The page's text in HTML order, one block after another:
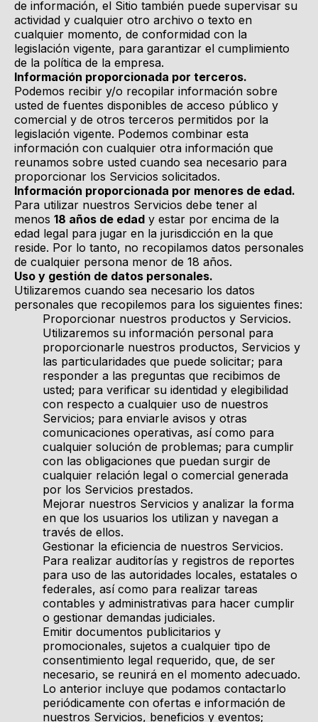
de información, el Sitio también puede supervisar su
actividad y cualquier otro archivo o texto en
cualquier momento, de conformidad con la
legislación vigente, para garantizar el cumplimiento
de la política de la empresa.
Información proporcionada por terceros.
Podemos recibir y/o recopilar información sobre
usted de fuentes disponibles de acceso público y
comercial y de otros terceros permitidos por la
legislación vigente. Podemos combinar esta
información con cualquier otra información que
reunamos sobre usted cuando sea necesario para
proporcionar los Servicios solicitados.
Información proporcionada por menores de edad.
Para utilizar nuestros Servicios debe tener al
menos 18 años de edad y estar por encima de la
edad legal para jugar en la jurisdicción en la que
reside. Por lo tanto, no recopilamos datos personales
de cualquier persona menor de 18 años.
Uso y gestión de datos personales.
Utilizaremos cuando sea necesario los datos
personales que recopilemos para los siguientes fines:
Proporcionar nuestros productos y Servicios.
Utilizaremos su información personal para
proporcionarle nuestros productos, Servicios y
las particularidades que puede solicitar; para
responder a las preguntas que recibimos de
usted; para verificar su identidad y elegibilidad
con respecto a cualquier uso de nuestros
Servicios; para enviarle avisos y otras
comunicaciones operativas, así como para
cualquier solución de problemas; para cumplir
con las obligaciones que puedan surgir de
cualquier relación legal o comercial generada
por los Servicios prestados.
Mejorar nuestros Servicios y analizar la forma
en que los usuarios los utilizan y navegan a
través de ellos.
Gestionar la eficiencia de nuestros Servicios.
Para realizar auditorías y registros de reportes
para uso de las autoridades locales, estatales o
federales, así como para realizar tareas
contables y administrativas para hacer cumplir
o gestionar demandas judiciales.
Emitir documentos publicitarios y
promocionales, sujetos a cualquier tipo de
consentimiento legal requerido, que, de ser
necesario, se reunirá en el momento adecuado.
Lo anterior incluye que podamos contactarlo
periódicamente con ofertas e información de
nuestros Servicios, beneficios y eventos;